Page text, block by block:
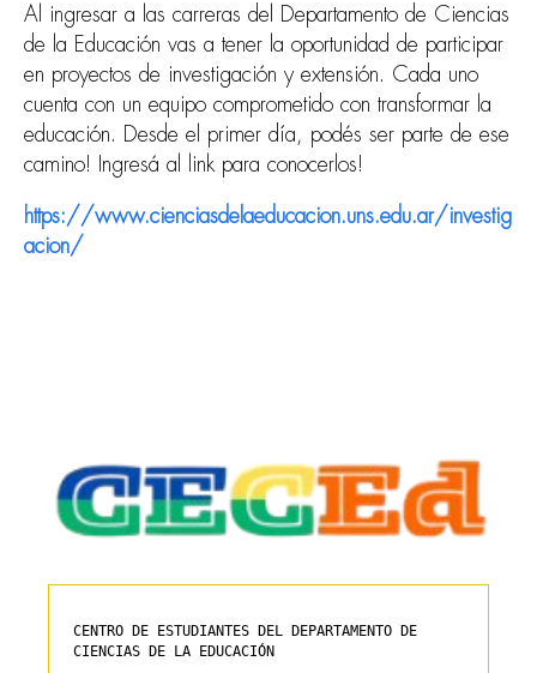
Al ingresar a las carreras del Departamento de Ciencias
de la Educación vas a tener la oportunidad de participar
en proyectos de investigación y extensión. Cada uno
cuenta con un equipo comprometido con transformar la
educación. Desde el primer día, podés ser parte de ese
camino! Ingresá al link para conocerlos!
https://www.cienciasdelaeducacion.uns.edu.ar/investig
acion/
CENTRO DE ESTUDIANTES DEL DEPARTAMENTO DE
CIENCIAS DE LA EDUCACIÓN